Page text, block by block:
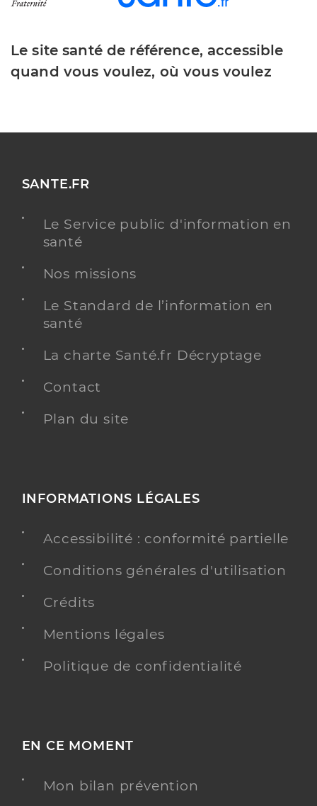
Le site santé de référence, accessible
quand vous voulez, où vous voulez
SANTE.FR
Le Service public d'information en
santé
Nos missions
Le Standard de l’information en
santé
La charte Santé.fr Décryptage
Contact
Plan du site
INFORMATIONS LÉGALES
Accessibilité : conformité partielle
Conditions générales d'utilisation
Crédits
Mentions légales
Politique de confidentialité
EN CE MOMENT
Mon bilan prévention